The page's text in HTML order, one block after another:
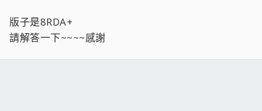
版子是8RDA+
請解答一下~~~~感謝